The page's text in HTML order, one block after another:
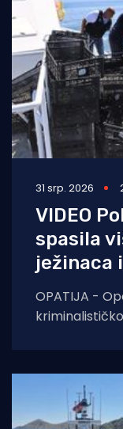
31 srp. 2026
VIDEO
spasila
ježinaca
OPATIJA -